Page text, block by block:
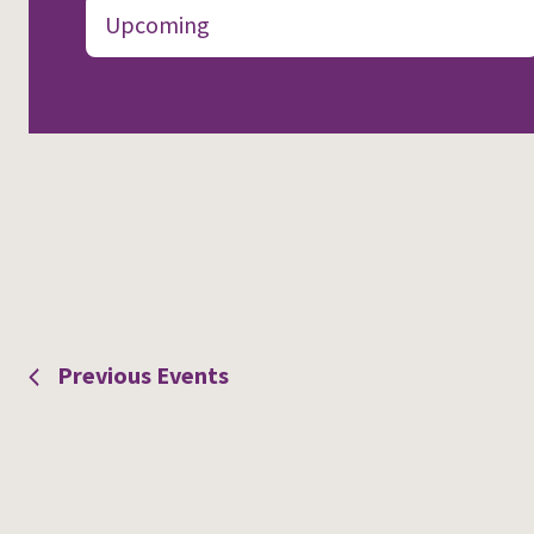
and
by
Keyword.
Upcoming
Previous Events